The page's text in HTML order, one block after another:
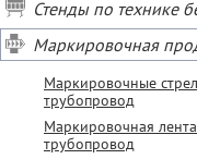
Стенды по технике
Маркировочная
Маркировочные
трубопровод
Маркировочная
трубопровод